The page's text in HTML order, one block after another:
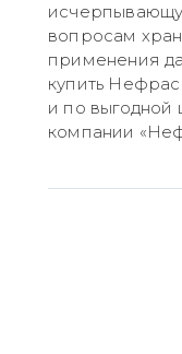
вопросам
применения
купить
и по выгодной
компании